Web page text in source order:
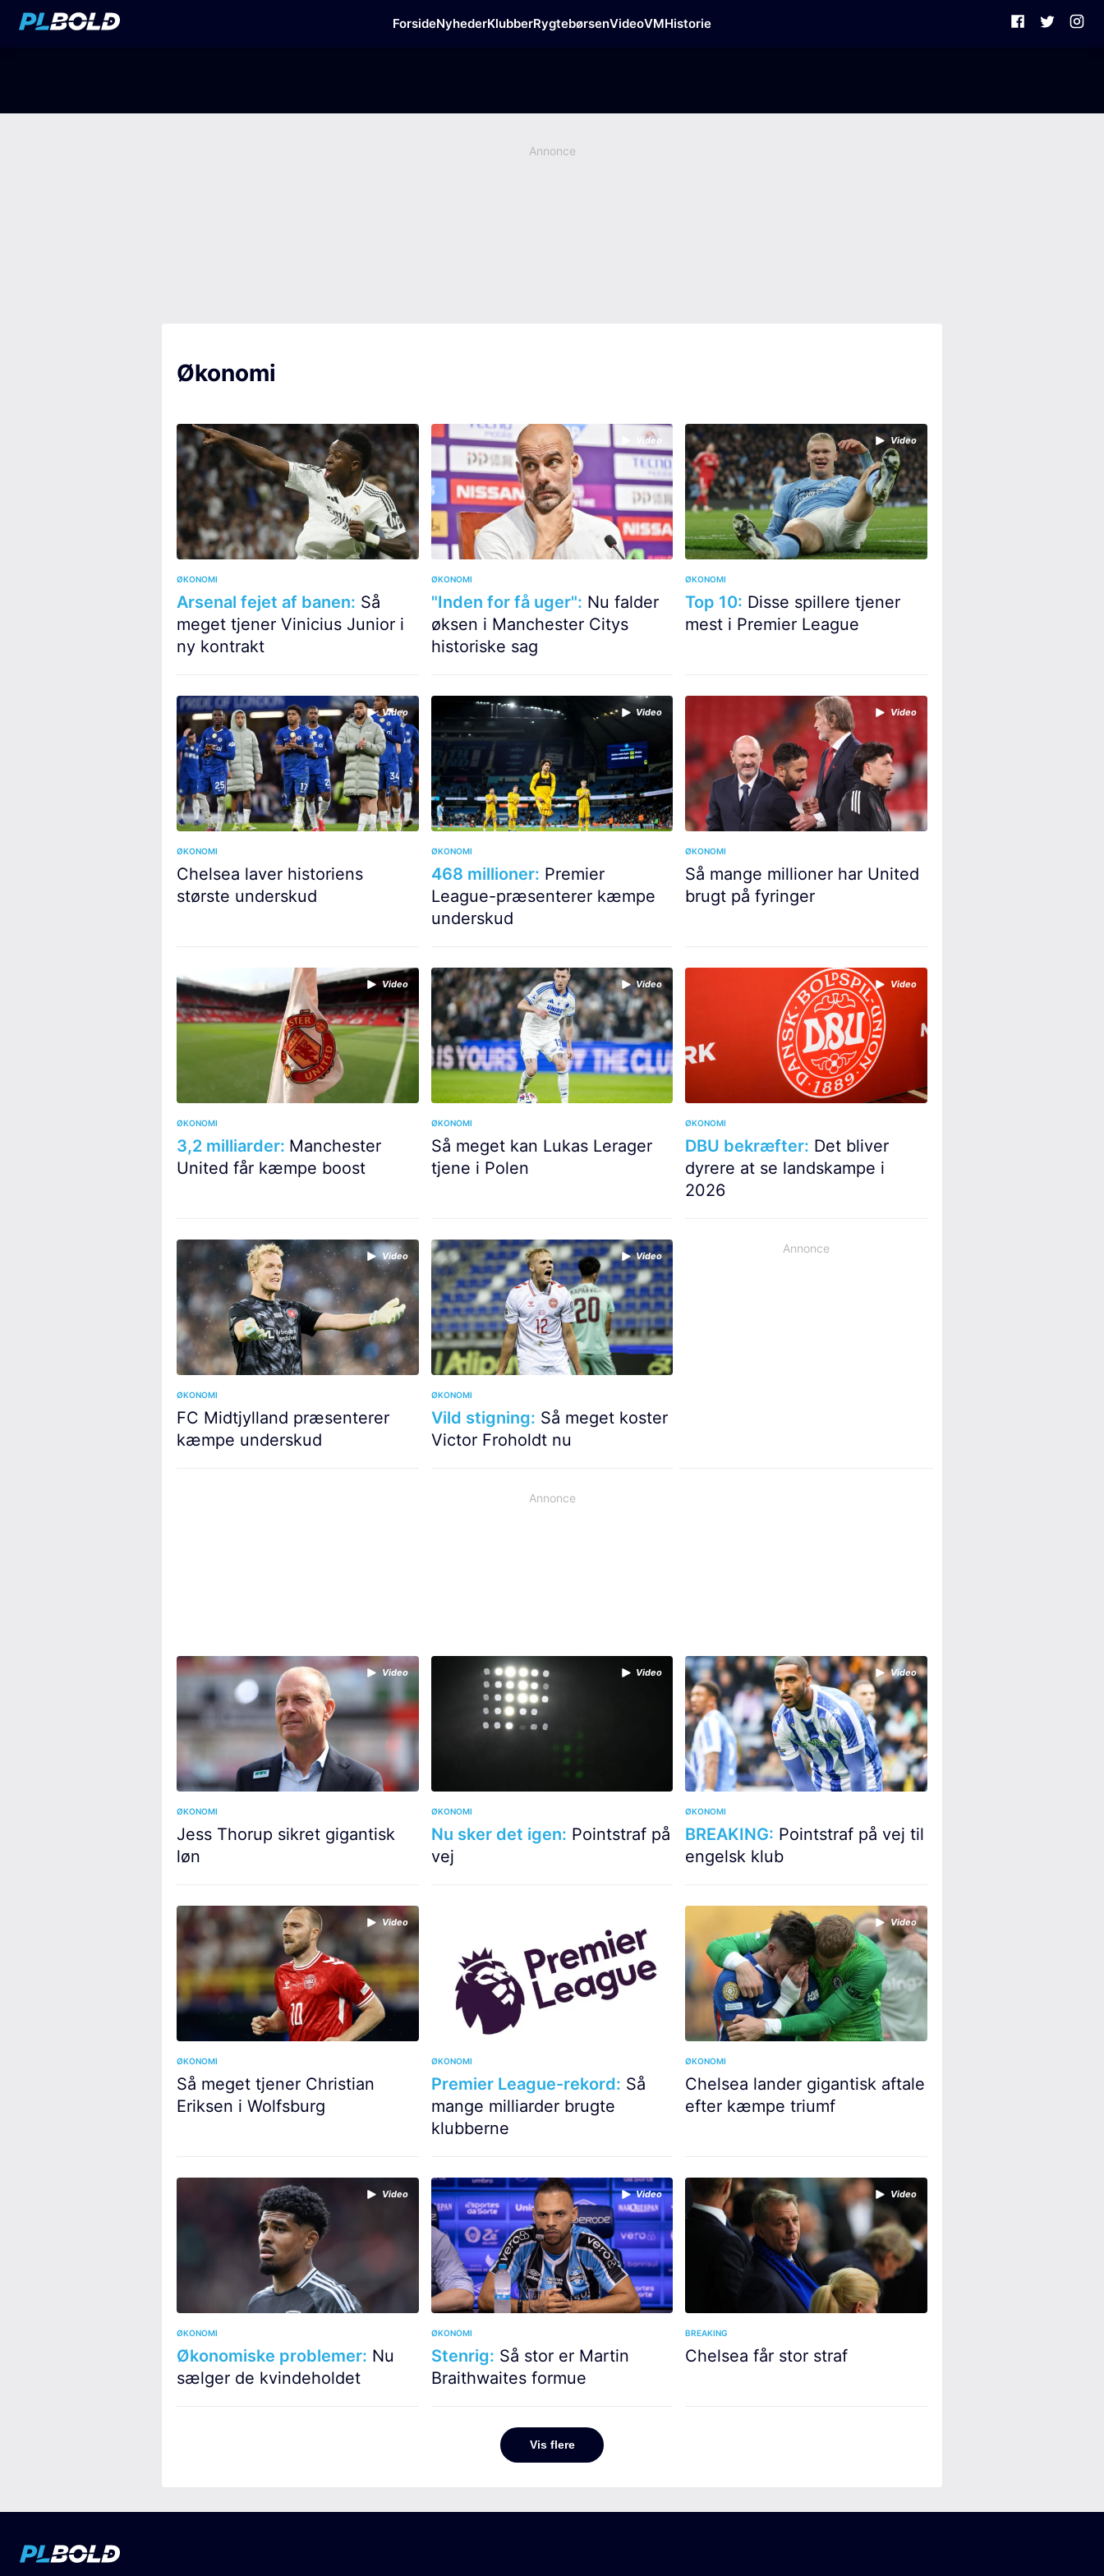
ForsideNyhederKlubberRygtebørsenVideoVMHistorie
Annonce
Økonomi
ØKONOMI
Arsenal fejet af banen: Så
meget tjener Vinicius Junior i
ny kontrakt
Video
ØKONOMI
"Inden for få uger": Nu falder
øksen i Manchester Citys
historiske sag
Video
ØKONOMI
Top 10: Disse spillere tjener
mest i Premier League
Video
ØKONOMI
Chelsea laver historiens
største underskud
Video
ØKONOMI
468 millioner: Premier
League-præsenterer kæmpe
underskud
Video
ØKONOMI
Så mange millioner har United
brugt på fyringer
Video
ØKONOMI
3,2 milliarder: Manchester
United får kæmpe boost
Video
ØKONOMI
Så meget kan Lukas Lerager
tjene i Polen
Video
ØKONOMI
DBU bekræfter: Det bliver
dyrere at se landskampe i
2026
Video
ØKONOMI
FC Midtjylland præsenterer
kæmpe underskud
Video
ØKONOMI
Vild stigning: Så meget koster
Victor Froholdt nu
Annonce
Annonce
Video
ØKONOMI
Jess Thorup sikret gigantisk
løn
Video
ØKONOMI
Nu sker det igen: Pointstraf på
vej
Video
ØKONOMI
BREAKING: Pointstraf på vej til
engelsk klub
Video
ØKONOMI
Så meget tjener Christian
Eriksen i Wolfsburg
ØKONOMI
Premier League-rekord: Så
mange milliarder brugte
klubberne
Video
ØKONOMI
Chelsea lander gigantisk aftale
efter kæmpe triumf
Video
ØKONOMI
Økonomiske problemer: Nu
sælger de kvindeholdet
Video
ØKONOMI
Stenrig: Så stor er Martin
Braithwaites formue
Video
BREAKING
Chelsea får stor straf
Vis flere